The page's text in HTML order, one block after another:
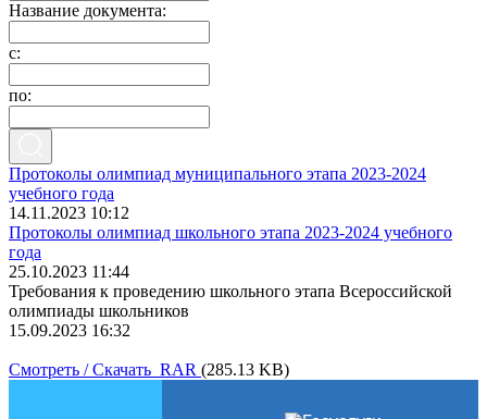
Название документа:
с:
по:
Протоколы олимпиад муниципального этапа 2023-2024
учебного года
14.11.2023 10:12
Протоколы олимпиад школьного этапа 2023-2024 учебного
года
25.10.2023 11:44
Требования к проведению школьного этапа Всероссийской
олимпиады школьников
15.09.2023 16:32
Смотреть / Скачать RAR (285.13 KB)